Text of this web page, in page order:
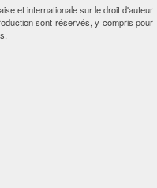
et internationale sur le droit d'auteur
sont réservés, y compris pour